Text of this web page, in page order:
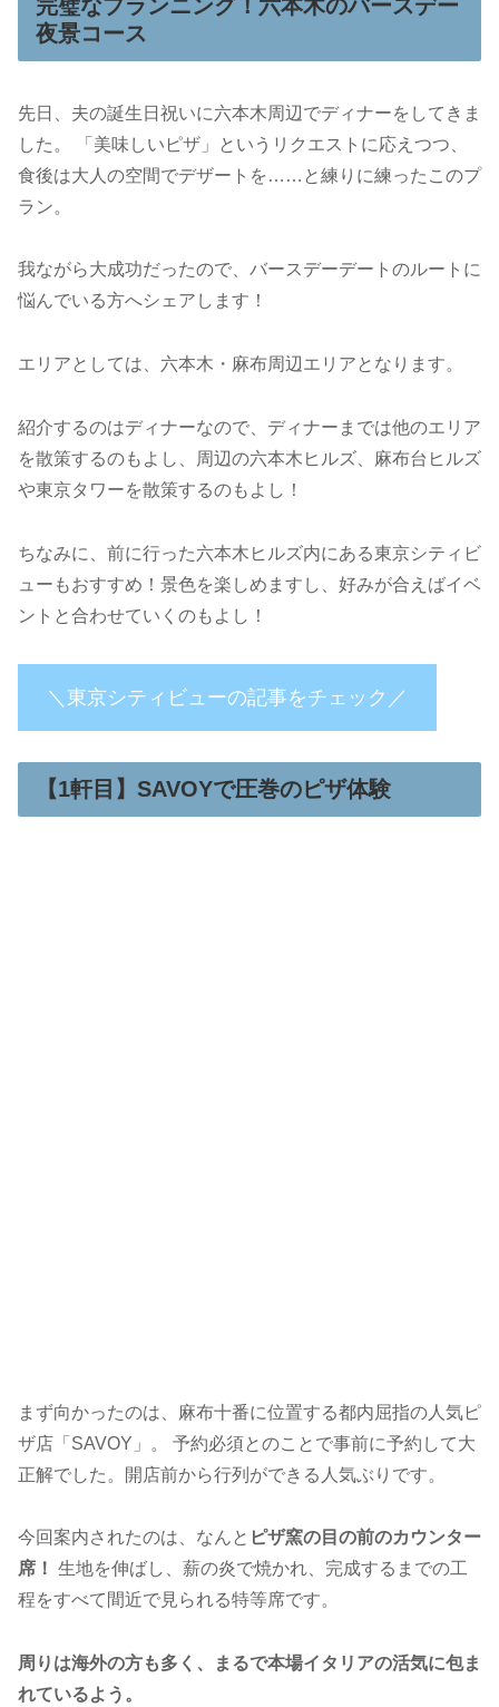
完璧なプランニング！六本木のバースデー
夜景コース
先日、夫の誕生日祝いに六本木周辺でディナーをしてきま
した。 「美味しいピザ」というリクエストに応えつつ、
食後は大人の空間でデザートを……と練りに練ったこのプ
ラン。
我ながら大成功だったので、バースデーデートのルートに
悩んでいる方へシェアします！
エリアとしては、六本木・麻布周辺エリアとなります。
紹介するのはディナーなので、ディナーまでは他のエリア
を散策するのもよし、周辺の六本木ヒルズ、麻布台ヒルズ
や東京タワーを散策するのもよし！
ちなみに、前に行った六本木ヒルズ内にある東京シティビ
ューもおすすめ！景色を楽しめますし、好みが合えばイベ
ントと合わせていくのもよし！
＼東京シティビューの記事をチェック／
【1軒目】SAVOYで圧巻のピザ体験
まず向かったのは、麻布十番に位置する都内屈指の人気ピ
ザ店「SAVOY」。 予約必須とのことで事前に予約して大
正解でした。開店前から行列ができる人気ぶりです。
今回案内されたのは、なんと ピザ窯の目の前のカウンター
席！ 生地を伸ばし、薪の炎で焼かれ、完成するまでの工
程をすべて間近で見られる特等席です。
周りは海外の方も多く、まるで本場イタリアの活気に包ま
れているよう。